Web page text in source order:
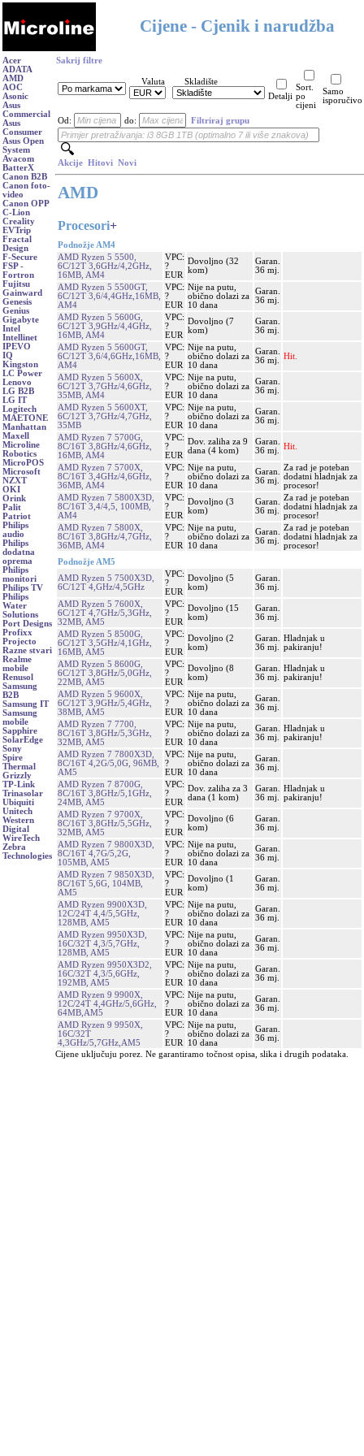
Cijene - Cjenik i narudžba
Acer
ADATA
AMD
AOC
Asonic
Asus
Commercial
Asus
Consumer
Asus Open
System
Avacom
BatterX
Canon B2B
Canon foto-
video
Canon OPP
C-Lion
Creality
EVTrip
Fractal
Design
F-Secure
FSP -
Fortron
Fujitsu
Gainward
Genesis
Genius
Gigabyte
Intel
Intellinet
IPEVO
IQ
Kingston
LC Power
Lenovo
LG B2B
LG IT
Logitech
MAETONE
Manhattan
Maxell
Microline
Robotics
MicroPOS
Microsoft
NZXT
OKI
Orink
Palit
Patriot
Philips
audio
Philips
dodatna
oprema
Philips
monitori
Philips TV
Philips
Water
Solutions
Port Designs
Profixx
Projecto
Razne stvari
Realme
mobile
Renusol
Samsung
B2B
Samsung IT
Samsung
mobile
Sapphire
SolarEdge
Sony
Spire
Thermal
Grizzly
TP-Link
Trinasolar
Ubiquiti
Unitech
Western
Digital
WireTech
Zebra
Technologies
Sakrij filtre
Valuta
Skladište
Detalji
Sort.
po
cijeni
Samo
isporučivo
Od: do: Filtriraj grupu
Akcije Hitovi Novi
AMD
Procesori+
Podnožje AM4
AMD Ryzen 5 5500,
6C/12T 3,6GHz/4,2GHz,
16MB, AM4
VPC:
?
EUR
Dovoljno (32
kom)
Garan.
36 mj.
AMD Ryzen 5 5500GT,
6C/12T 3,6/4,4GHz,16MB,
AM4
VPC:
?
EUR
Nije na putu,
obično dolazi za
10 dana
Garan.
36 mj.
AMD Ryzen 5 5600G,
6C/12T 3,9GHz/4,4GHz,
16MB, AM4
VPC:
?
EUR
Dovoljno (7
kom)
Garan.
36 mj.
AMD Ryzen 5 5600GT,
6C/12T 3,6/4,6GHz,16MB,
AM4
VPC:
?
EUR
Nije na putu,
obično dolazi za
10 dana
Garan.
36 mj.
Hit.
AMD Ryzen 5 5600X,
6C/12T 3,7GHz/4,6GHz,
35MB, AM4
VPC:
?
EUR
Nije na putu,
obično dolazi za
10 dana
Garan.
36 mj.
AMD Ryzen 5 5600XT,
6C/12T 3,7GHz/4,7GHz,
35MB
VPC:
?
EUR
Nije na putu,
obično dolazi za
10 dana
Garan.
36 mj.
AMD Ryzen 7 5700G,
8C/16T 3,8GHz/4,6GHz,
16MB, AM4
VPC:
?
EUR
Dov. zaliha za 9
dana (4 kom)
Garan.
36 mj.
Hit.
AMD Ryzen 7 5700X,
8C/16T 3,4GHz/4,6GHz,
36MB, AM4
VPC:
?
EUR
Nije na putu,
obično dolazi za
10 dana
Garan.
36 mj.
Za rad je poteban
dodatni hladnjak za
procesor!
AMD Ryzen 7 5800X3D,
8C/16T 3,4/4,5, 100MB,
AM4
VPC:
?
EUR
Dovoljno (3
kom)
Garan.
36 mj.
Za rad je poteban
dodatni hladnjak za
procesor!
AMD Ryzen 7 5800X,
8C/16T 3,8GHz/4,7GHz,
36MB, AM4
VPC:
?
EUR
Nije na putu,
obično dolazi za
10 dana
Garan.
36 mj.
Za rad je poteban
dodatni hladnjak za
procesor!
Podnožje AM5
AMD Ryzen 5 7500X3D,
6C/12T 4,GHz/4,5GHz
VPC:
?
EUR
Dovoljno (5
kom)
Garan.
36 mj.
AMD Ryzen 5 7600X,
6C/12T 4,7GHz/5,3GHz,
32MB, AM5
VPC:
?
EUR
Dovoljno (15
kom)
Garan.
36 mj.
AMD Ryzen 5 8500G,
6C/12T 3,5GHz/4,1GHz,
16MB, AM5
VPC:
?
EUR
Dovoljno (2
kom)
Garan.
36 mj.
Hladnjak u
pakiranju!
AMD Ryzen 5 8600G,
6C/12T 3,8GHz/5,0GHz,
22MB, AM5
VPC:
?
EUR
Dovoljno (8
kom)
Garan.
36 mj.
Hladnjak u
pakiranju!
AMD Ryzen 5 9600X,
6C/12T 3,9GHz/5,4GHz,
38MB, AM5
VPC:
?
EUR
Nije na putu,
obično dolazi za
10 dana
Garan.
36 mj.
AMD Ryzen 7 7700,
8C/16T 3,8GHz/5,3GHz,
32MB, AM5
VPC:
?
EUR
Nije na putu,
obično dolazi za
10 dana
Garan.
36 mj.
Hladnjak u
pakiranju!
AMD Ryzen 7 7800X3D,
8C/16T 4,2G/5,0G, 96MB,
AM5
VPC:
?
EUR
Nije na putu,
obično dolazi za
10 dana
Garan.
36 mj.
AMD Ryzen 7 8700G,
8C/16T 3,8GHz/5,1GHz,
24MB, AM5
VPC:
?
EUR
Dov. zaliha za 3
dana (1 kom)
Garan.
36 mj.
Hladnjak u
pakiranju!
AMD Ryzen 7 9700X,
8C/16T 3,8GHz/5,5GHz,
32MB, AM5
VPC:
?
EUR
Dovoljno (6
kom)
Garan.
36 mj.
AMD Ryzen 7 9800X3D,
8C/16T 4,7G/5,2G,
105MB, AM5
VPC:
?
EUR
Nije na putu,
obično dolazi za
10 dana
Garan.
36 mj.
AMD Ryzen 7 9850X3D,
8C/16T 5,6G, 104MB,
AM5
VPC:
?
EUR
Dovoljno (1
kom)
Garan.
36 mj.
AMD Ryzen 9900X3D,
12C/24T 4,4/5,5GHz,
128MB, AM5
VPC:
?
EUR
Nije na putu,
obično dolazi za
10 dana
Garan.
36 mj.
AMD Ryzen 9950X3D,
16C/32T 4,3/5,7GHz,
128MB, AM5
VPC:
?
EUR
Nije na putu,
obično dolazi za
10 dana
Garan.
36 mj.
AMD Ryzen 9950X3D2,
16C/32T 4,3/5,6GHz,
192MB, AM5
VPC:
?
EUR
Nije na putu,
obično dolazi za
10 dana
Garan.
36 mj.
AMD Ryzen 9 9900X,
12C/24T 4,4GHz/5,6GHz,
64MB,AM5
VPC:
?
EUR
Nije na putu,
obično dolazi za
10 dana
Garan.
36 mj.
AMD Ryzen 9 9950X,
16C/32T
4,3GHz/5,7GHz,AM5
VPC:
?
EUR
Nije na putu,
obično dolazi za
10 dana
Garan.
36 mj.
Cijene uključuju porez. Ne garantiramo točnost opisa, slika i drugih podataka.